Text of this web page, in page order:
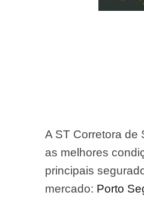
A ST Corretora de
as melhores
principais
mercado: Porto